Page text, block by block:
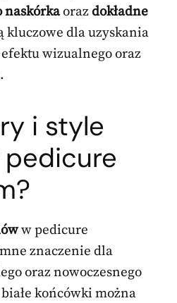
naskórkaorazdokładne
kluczowe dla uzyskania
wizualnego oraz
i style
w pedicure
znaczenie dla
oraz nowoczesnego
końcówki można